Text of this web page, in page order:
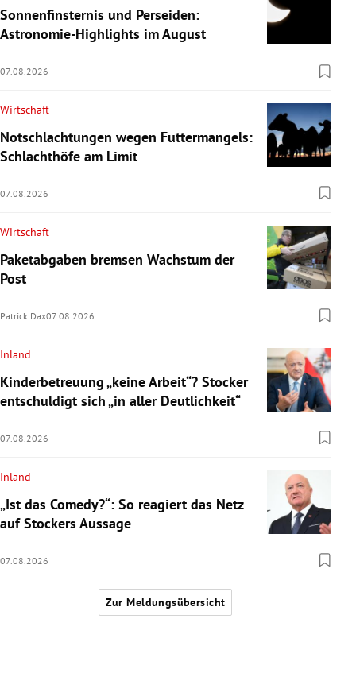
Sonnenfinsternis und Perseiden:
Astronomie-Highlights im August
07.08.2026
Wirtschaft
Notschlachtungen wegen Futtermangels:
Schlachthöfe am Limit
07.08.2026
Wirtschaft
Paketabgaben bremsen Wachstum der
Post
Patrick Dax07.08.2026
Inland
Kinderbetreuung „keine Arbeit“? Stocker
entschuldigt sich „in aller Deutlichkeit“
07.08.2026
Inland
„Ist das Comedy?“: So reagiert das Netz
auf Stockers Aussage
07.08.2026
Zur Meldungsübersicht